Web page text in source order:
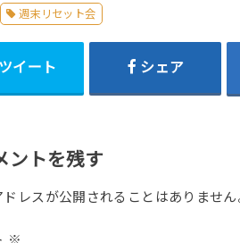
週末リセット会
ツイート シェア
ントを残す
ドレスが公開されることはありません
※